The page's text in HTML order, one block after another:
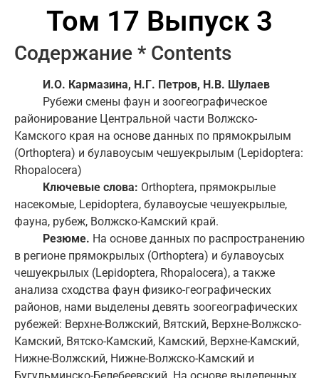
Том 17 Выпуск 3
Содержание * Contents
И.О. Кармазина, Н.Г. Петров, Н.В. Шулаев
Рубежи смены фаун и зоогеографическое
районирование Центральной части Волжско-
Камского края на основе данных по прямокрылым
(Orthoptera) и булавоусым чешуекрылым (Lepidoptera:
Rhopalocera)
Ключевые слова: Orthoptera, прямокрылые
насекомые, Lepidoptera, булавоусые чешуекрылые,
фауна, рубеж, Волжско-Камский край.
Резюме. На основе данных по распространению
в регионе прямокрылых (Orthoptera) и булавоусых
чешуекрылых (Lepidoptera, Rhopalocera), а также
анализа сходства фаун физико-географических
районов, нами выделены девять зоогеографических
рубежей: Верхне-Волжский, Вятский, Верхне-Волжско-
Камский, Вятско-Камский, Камский, Верхне-Камский,
Нижне-Волжский, Нижне-Волжско-Камский и